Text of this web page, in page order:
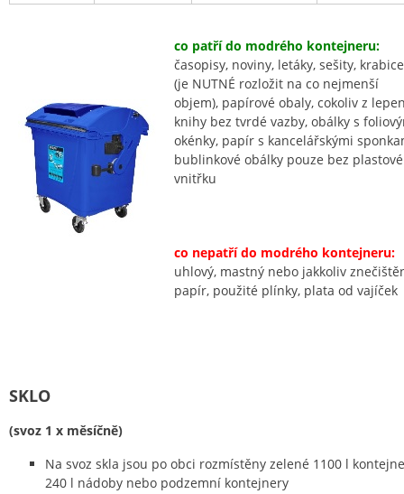
co patří do modrého kontejneru:
časopisy, noviny, letáky, sešity, krabice
(je NUTNÉ rozložit na co nejmenší
objem), papírové obaly, cokoliv z
knihy bez tvrdé vazby, obálky s
okénky, papír s kancelářskými
bublinkové obálky pouze bez
vnitřku
co nepatří do modrého kontejneru:
uhlový, mastný nebo jakkoliv
papír, použité plínky, plata od vajíček
SKLO
(svoz 1 x měsíčně)
Na svoz skla jsou po obci rozmístěny zelené 1100 l
240 l nádoby nebo podzemní kontejnery